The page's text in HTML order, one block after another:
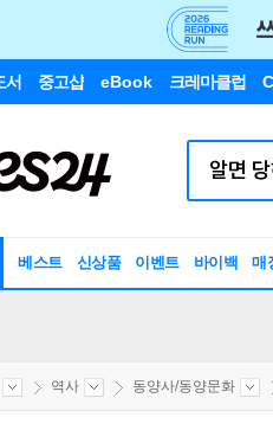
서 중고샵 eBook 크레마클럽
베스트 신상품 이벤트 바이백 매
역사 동양사/동양문화